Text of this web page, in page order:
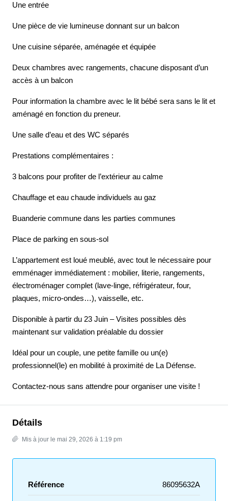
Une entrée
Une pièce de vie lumineuse donnant sur un balcon
Une cuisine séparée, aménagée et équipée
Deux chambres avec rangements, chacune disposant d’un
accès à un balcon
Pour information la chambre avec le lit bébé sera sans le lit et
aménagé en fonction du preneur.
Une salle d’eau et des WC séparés
Prestations complémentaires :
3 balcons pour profiter de l’extérieur au calme
Chauffage et eau chaude individuels au gaz
Buanderie commune dans les parties communes
Place de parking en sous-sol
L’appartement est loué meublé, avec tout le nécessaire pour
emménager immédiatement : mobilier, literie, rangements,
électroménager complet (lave-linge, réfrigérateur, four,
plaques, micro-ondes…), vaisselle, etc.
Disponible à partir du 23 Juin – Visites possibles dès
maintenant sur validation préalable du dossier
Idéal pour un couple, une petite famille ou un(e)
professionnel(le) en mobilité à proximité de La Défense.
Contactez-nous sans attendre pour organiser une visite !
Détails
Mis à jour le mai 29, 2026 à 1:19 pm
Référence 86095632A